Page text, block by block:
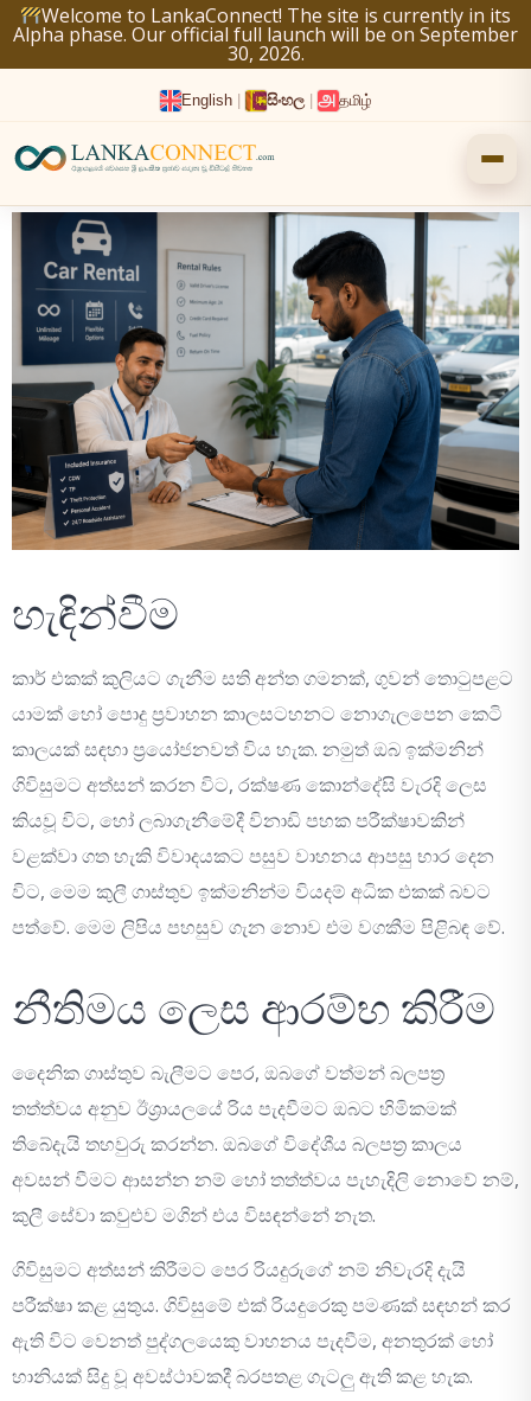
Welcome to LankaConnect! The site is currently in its
Alpha phase. Our official full launch will be on September
30, 2026.
English සිංහල தமிழ்
Skip
to
content
හැඳින්වීම
කාර් එකක් කුලියට ගැනීම සති අන්ත ගමනක්, ගුවන් තොටුපළට
යාමක් හෝ පොදු ප්‍රවාහන කාලසටහනට නොගැලපෙන කෙටි
කාලයක් සඳහා ප්‍රයෝජනවත් විය හැක. නමුත් ඔබ ඉක්මනින්
ගිවිසුමට අත්සන් කරන විට, රක්ෂණ කොන්දේසි වැරදි ලෙස
කියවූ විට, හෝ ලබාගැනීමේදී විනාඩි පහක පරීක්ෂාවකින්
වළක්වා ගත හැකි විවාදයකට පසුව වාහනය ආපසු භාර දෙන
විට, මෙම කුලී ගාස්තුව ඉක්මනින්ම වියදම් අධික එකක් බවට
පත්වේ. මෙම ලිපිය පහසුව ගැන නොව එම වගකීම පිළිබඳ වේ.
නීතිමය ලෙස ආරම්භ කිරීම
දෛනික ගාස්තුව බැලීමට පෙර, ඔබගේ වත්මන් බලපත්‍ර
තත්ත්වය අනුව ඊශ්‍රායලයේ රිය පැදවීමට ඔබට හිමිකමක්
තිබේදැයි තහවුරු කරන්න. ඔබගේ විදේශීය බලපත්‍ර කාලය
අවසන් වීමට ආසන්න නම් හෝ තත්ත්වය පැහැදිලි නොවේ නම්,
කුලී සේවා කවුළුව මගින් එය විසඳන්නේ නැත.
ගිවිසුමට අත්සන් කිරීමට පෙර රියදුරුගේ නම් නිවැරදි දැයි
පරීක්ෂා කළ යුතුය. ගිවිසුමේ එක් රියදුරෙකු පමණක් සඳහන් කර
ඇති විට වෙනත් පුද්ගලයෙකු වාහනය පැදවීම, අනතුරක් හෝ
හානියක් සිදු වූ අවස්ථාවකදී බරපතළ ගැටලු ඇති කළ හැක.